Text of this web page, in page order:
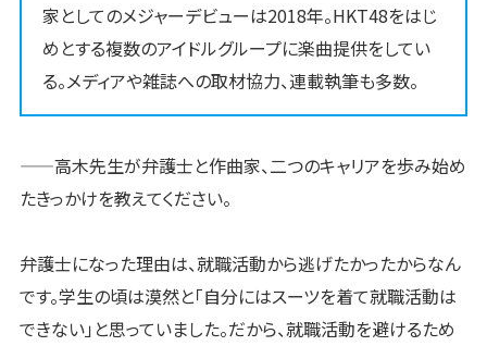
家としてのメジャーデビューは2018年。HKT48をはじ
めとする複数のアイドルグループに楽曲提供をしてい
る。メディアや雑誌への取材協力、連載執筆も多数。
——高木先生が弁護士と作曲家、二つのキャリアを歩み始め
たきっかけを教えてください。
弁護士になった理由は、就職活動から逃げたかったからなん
です。学生の頃は漠然と「自分にはスーツを着て就職活動は
できない」と思っていました。だから、就職活動を避けるため